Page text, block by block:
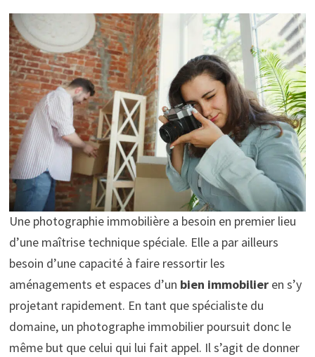
Une photographie immobilière a besoin en premier lieu
d’une maîtrise technique spéciale. Elle a par ailleurs
besoin d’une capacité à faire ressortir les
aménagements et espaces d’un bien immobilier en s’y
projetant rapidement. En tant que spécialiste du
domaine, un photographe immobilier poursuit donc le
même but que celui qui lui fait appel. Il s’agit de donner